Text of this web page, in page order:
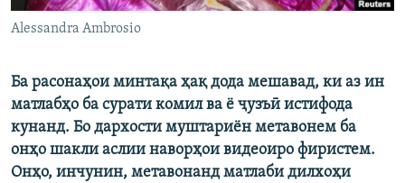
Alessandra Ambrosio
Ба расонаҳои минтақа ҳақ дода мешавад, ки аз ин
матлабҳо ба сурати комил ва ё ҷузъӣ истифода
кунанд. Бо дархости муштариён метавонем ба
онҳо шакли аслии наворҳои видеоиро фиристем.
Онҳо, инчунин, метавонанд матлаби дилхоҳи